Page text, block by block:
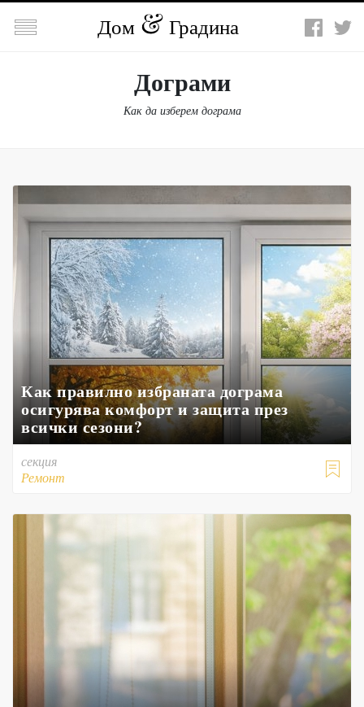
 Дом Градина
Дограми
Как да изберем дограма
Как правилно избраната дограма
осигурява комфорт и защита през
всички сезони?

секция
Ремонт